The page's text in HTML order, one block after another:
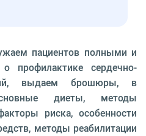
пациентов полными и
профилактике сердечно-
выдаем брошюры, в
диеты, методы
риска, особенности
методы реабилитации